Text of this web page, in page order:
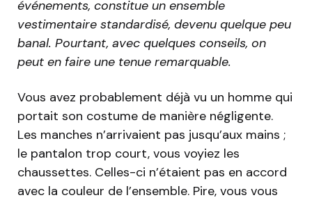
événements, constitue un ensemble
vestimentaire standardisé, devenu quelque peu
banal. Pourtant, avec quelques conseils, on
peut en faire une tenue remarquable.
Vous avez probablement déjà vu un homme qui
portait son costume de manière négligente.
Les manches n’arrivaient pas jusqu’aux mains ;
le pantalon trop court, vous voyiez les
chaussettes. Celles-ci n’étaient pas en accord
avec la couleur de l’ensemble. Pire, vous vous